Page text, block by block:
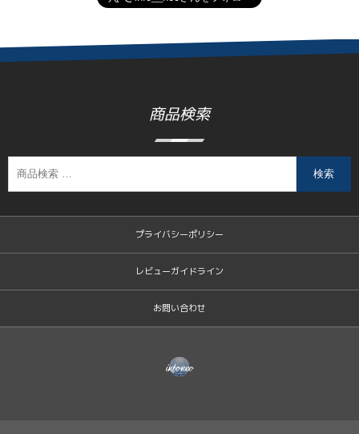
商品検索
検索
プライバシーポリシー
レビューガイドライン
お問い合わせ